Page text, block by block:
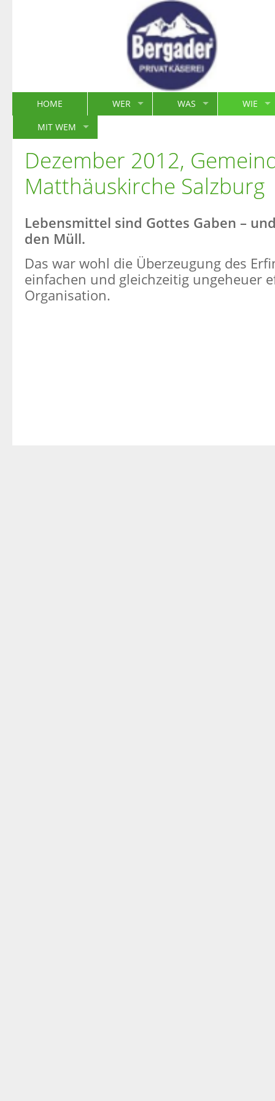
HOME WER WAS
WIE
MIT WEM
Dezember 2012,
Matthäuskirche Salzburg
Lebensmittel sind Gottes Gaben –
den Müll.
Das war wohl die Überzeugung des
einfachen und gleichzeitig ungeheuer
Organisation.